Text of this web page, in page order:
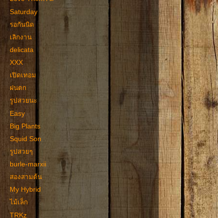
Saturday
รอกันนิด
เลิกงาน
delicata
XXX
เปิดเทอม
ฝนตก
รูปสวยนะ
Easy
Big Plants
Squid Son
รูปสวยๆ
burle-marxii
สองสามต้น
My Hybrid
ไม้เล็ก
TRKz